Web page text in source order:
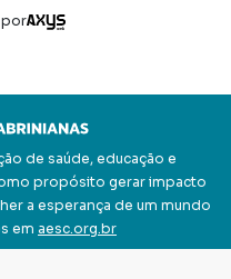
de saúde, educação e
propósito gerar impacto
a esperança de um mundo
em aesc.org.br